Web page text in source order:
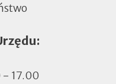
w
zakładce
- 17.00